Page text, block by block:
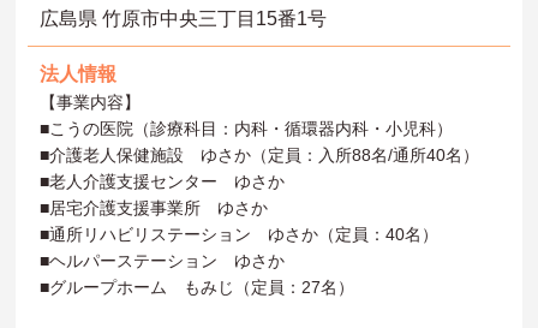
広島県 竹原市中央三丁目15番1号
法人情報
【事業内容】
■こうの医院（診療科目：内科・循環器内科・小児科）
■介護老人保健施設 ゆさか（定員：入所88名/通所40名）
■老人介護支援センター ゆさか
■居宅介護支援事業所 ゆさか
■通所リハビリステーション ゆさか（定員：40名）
■ヘルパーステーション ゆさか
■グループホーム もみじ（定員：27名）